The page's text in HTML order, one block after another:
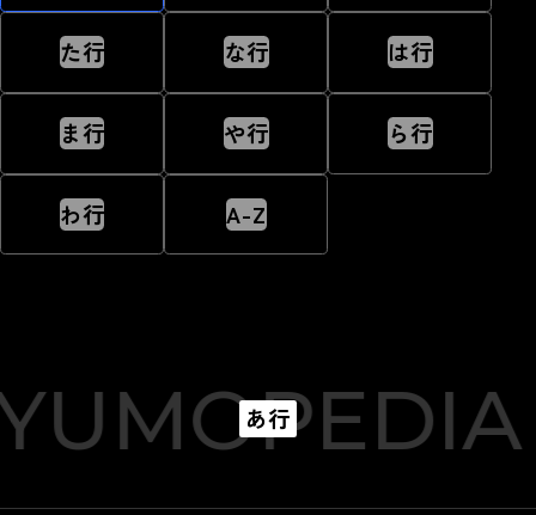
た行 な行 は行
ま行 や行 ら行
わ行 A-Z
あ行